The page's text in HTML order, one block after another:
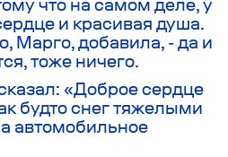
и красивая душа.
Марго, добавила, - да и
тоже ничего.
«Доброе сердце
будто снег тяжелыми
автомобильное